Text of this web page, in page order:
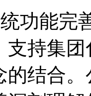
功能完
支持集
的结合